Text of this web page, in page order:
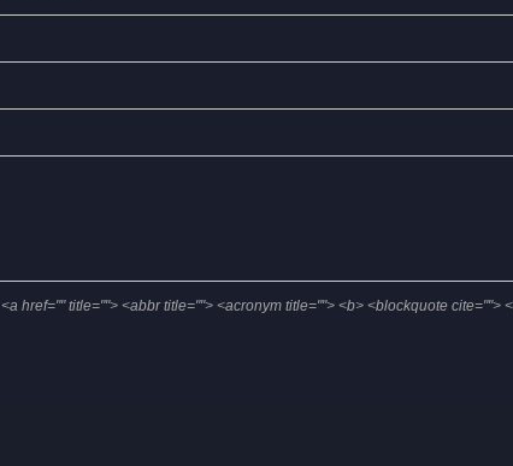
<a href="" title=""> <abbr title=""> <acronym title=""> <b> <blockquote